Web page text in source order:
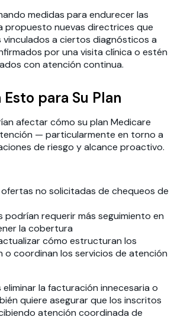
medidas para endurecer las
propuesto nuevas directrices que
vinculados a ciertos diagnósticos a
por una visita clínica o estén
con atención continua.
para Su Plan
afectar cómo su plan Medicare
— particularmente en torno a
de riesgo y alcance proactivo.
no solicitadas de chequeos de
podrían requerir más seguimiento en
la cobertura
cómo estructuran los
o coordinan los servicios de atención
eliminar la facturación innecesaria o
quiere asegurar que los inscritos
atención coordinada de